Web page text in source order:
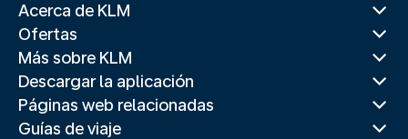
Acerca de KLM
Ofertas
Más sobre KLM
Descargar la aplicación
Páginas web relacionadas
Guías de viaje